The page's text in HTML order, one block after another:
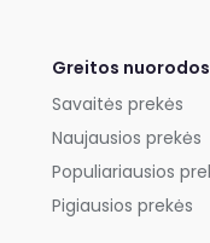
Greitos nuorodos
Savaitės prekės
Naujausios prekės
Populiariausios
Pigiausios prekės